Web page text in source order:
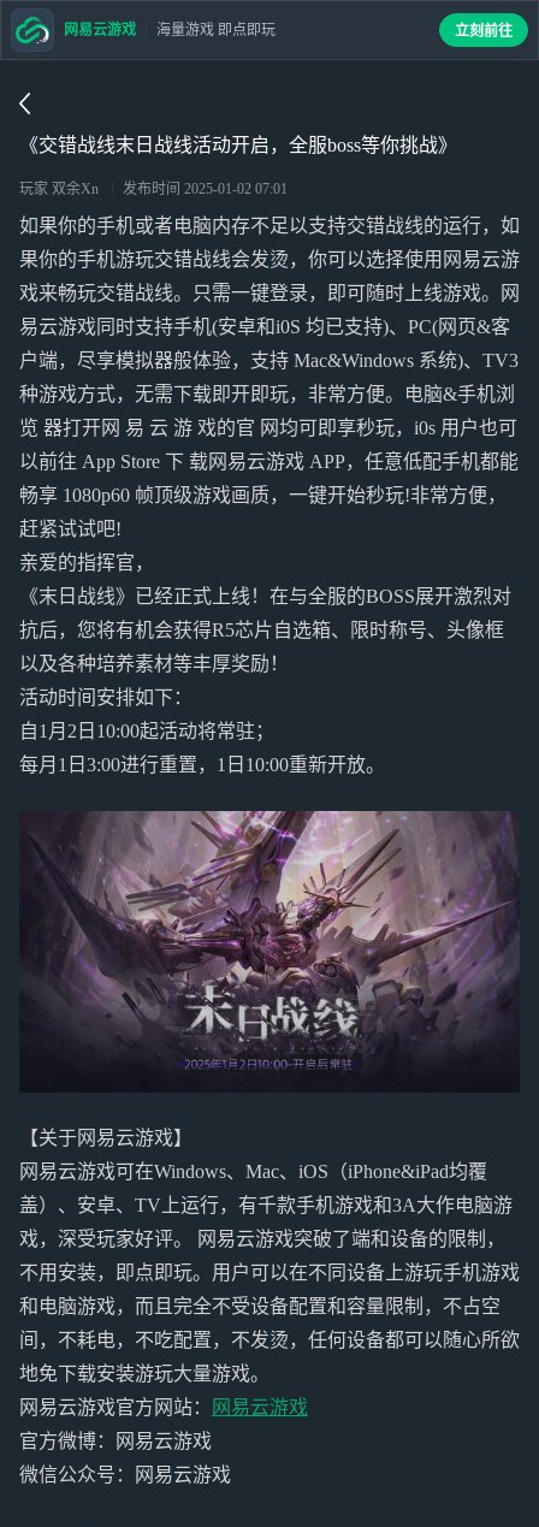
《交错战线末日战线活动开启，全服boss等你挑战》
玩家 双余Xn 发布时间 2025-01-02 07:01
如果你的手机或者电脑内存不足以支持交错战线的运行，如
果你的手机游玩交错战线会发烫，你可以选择使用网易云游
戏来畅玩交错战线。只需一键登录，即可随时上线游戏。网
易云游戏同时支持手机(安卓和i0S 均已支持)、PC(网页&客
户端，尽享模拟器般体验，支持 Mac&Windows 系统)、TV3
种游戏方式，无需下载即开即玩，非常方便。电脑&手机浏
览 器打开网 易 云 游 戏的官 网均可即享秒玩，i0s 用户也可
以前往 App Store 下 载网易云游戏 APP，任意低配手机都能
畅享 1080p60 帧顶级游戏画质，一键开始秒玩!非常方便，
赶紧试试吧!
亲爱的指挥官，
《末日战线》已经正式上线！在与全服的BOSS展开激烈对
抗后，您将有机会获得R5芯片自选箱、限时称号、头像框
以及各种培养素材等丰厚奖励！
活动时间安排如下：
自1月2日10:00起活动将常驻；
每月1日3:00进行重置，1日10:00重新开放。
【关于网易云游戏】
网易云游戏可在Windows、Mac、iOS（iPhone&iPad均覆
盖）、安卓、TV上运行，有千款手机游戏和3A大作电脑游
戏，深受玩家好评。 网易云游戏突破了端和设备的限制，
不用安装，即点即玩。用户可以在不同设备上游玩手机游戏
和电脑游戏，而且完全不受设备配置和容量限制，不占空
间，不耗电，不吃配置，不发烫，任何设备都可以随心所欲
地免下载安装游玩大量游戏。
网易云游戏官方网站：
网易云游戏
官方微博：网易云游戏
微信公众号：网易云游戏
网易云游戏 海量游戏 即点即玩 立刻前往